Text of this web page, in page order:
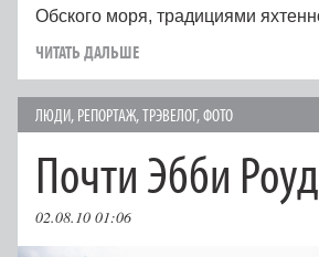
Обского моря, традициями
ЧИТАТЬ ДАЛЬШЕ
ЛЮДИ, РЕПОРТАЖ,ТРЭВЕЛОГ,ФОТО
Почти Эбби Роуд
02.08.10 01:06